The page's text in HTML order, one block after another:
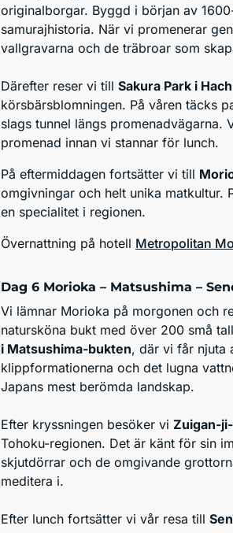
originalborgar. Byggd i början av
samurajhistoria. När vi promenerar
vallgravarna och de träbroar som
Därefter reser vi till Sakura Park i
körsbärsblomningen. På våren täcks
slags tunnel längs promenadvägarna.
promenad innan vi stannar för lunch.
På eftermiddagen fortsätter vi till
omgivningar och helt unika matkultur.
en specialitet i regionen.
Övernattning på hotell Metropolitan
Dag 6 Morioka – Matsushima –
Vi lämnar Morioka på morgonen och
natursköna bukt med över 200 små
i Matsushima-bukten, där vi får njuta
klippformationerna och det lugna
Japans mest berömda landskap.
Efter kryssningen besöker vi Zuigan-
Tohoku-regionen. Det är känt för sin
skjutdörrar och de omgivande
meditera i.
Efter lunch fortsätter vi vår resa till